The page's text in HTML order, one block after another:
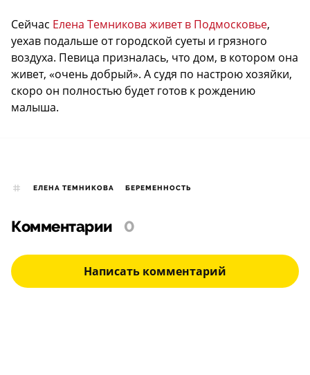
Сейчас Елена Темникова живет в Подмосковье,
уехав подальше от городской суеты и грязного
воздуха. Певица призналась, что дом, в котором она
живет, «очень добрый». А судя по настрою хозяйки,
скоро он полностью будет готов к рождению
малыша.
ЕЛЕНА ТЕМНИКОВА БЕРЕМЕННОСТЬ
Комментарии 0
Написать комментарий